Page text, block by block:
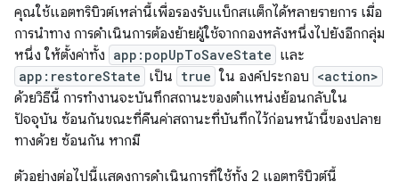
คุณใช้แอตทริบิวต์เหล่านี้เพื่อรองรับแบ็กสแต็กได้หลายรายการ เมื่อ
การนำทาง การดำเนินการต้องย้ายผู้ใช้จากกองหลังหนึ่งไปยังอีกกลุ่ม
หนึ่ง ให้ตั้งค่าทั้ง app:popUpToSaveState และ
app:restoreState เป็น true ใน องค์ประกอบ <action>
ด้วยวิธีนี้ การทำงานจะบันทึกสถานะของตำแหน่งย้อนกลับใน
ปัจจุบัน ซ้อนกันขณะที่คืนค่าสถานะที่บันทึกไว้ก่อนหน้านี้ของปลาย
ทางด้วย ซ้อนกัน หากมี
ตัวอย่างต่อไปนี้แสดงการดำเนินการที่ใช้ทั้ง 2 แอตทริบิวต์นี้